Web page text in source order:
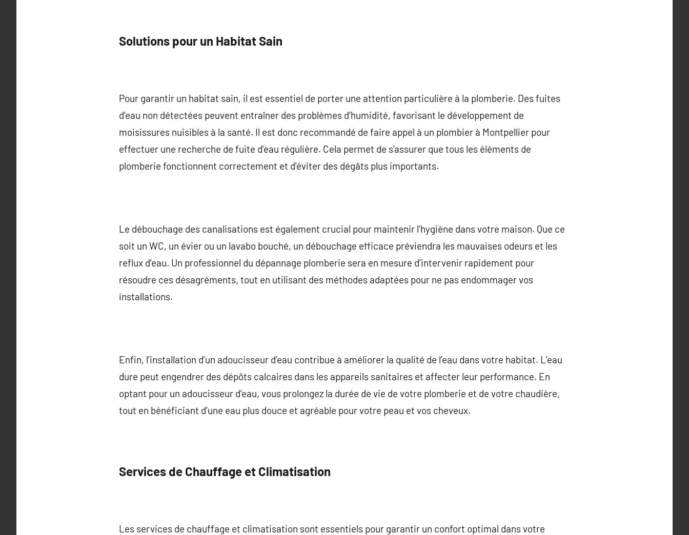
Solutions pour un Habitat Sain
Pour garantir un habitat sain, il est essentiel de porter une attention particulière à la plomberie. Des fuites
d’eau non détectées peuvent entraîner des problèmes d’humidité, favorisant le développement de
moisissures nuisibles à la santé. Il est donc recommandé de faire appel à un plombier à Montpellier pour
effectuer une recherche de fuite d’eau régulière. Cela permet de s’assurer que tous les éléments de
plomberie fonctionnent correctement et d’éviter des dégâts plus importants.
Le débouchage des canalisations est également crucial pour maintenir l’hygiène dans votre maison. Que ce
soit un WC, un évier ou un lavabo bouché, un débouchage efficace préviendra les mauvaises odeurs et les
reflux d’eau. Un professionnel du dépannage plomberie sera en mesure d’intervenir rapidement pour
résoudre ces désagréments, tout en utilisant des méthodes adaptées pour ne pas endommager vos
installations.
Enfin, l’installation d’un adoucisseur d’eau contribue à améliorer la qualité de l’eau dans votre habitat. L’eau
dure peut engendrer des dépôts calcaires dans les appareils sanitaires et affecter leur performance. En
optant pour un adoucisseur d’eau, vous prolongez la durée de vie de votre plomberie et de votre chaudière,
tout en bénéficiant d’une eau plus douce et agréable pour votre peau et vos cheveux.
Services de Chauffage et Climatisation
Les services de chauffage et climatisation sont essentiels pour garantir un confort optimal dans votre